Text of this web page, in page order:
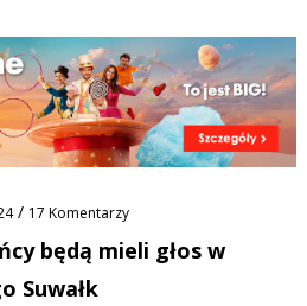
/Z życia miasta/
mieli głos w sprawie nowego logo
PinterestTumblrReddit Share
/ 17 Komentarzy
będą mieli głos w
Suwałk